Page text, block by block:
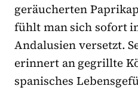
geräucherten
fühlt man sich sofort
Andalusien versetzt.
erinnert an gegrillte
spanisches